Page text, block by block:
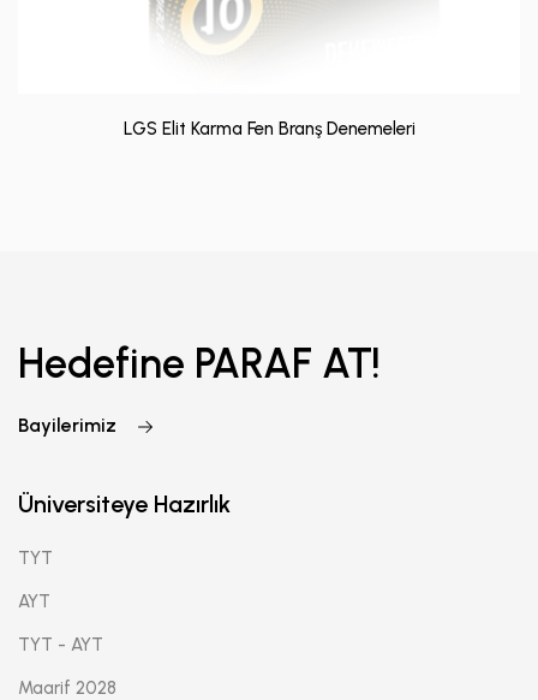
LGS Elit Karma Fen Branş Denemeleri
Hedefine PARAF AT!
Bayilerimiz
Üniversiteye Hazırlık
TYT
AYT
TYT - AYT
Maarif 2028